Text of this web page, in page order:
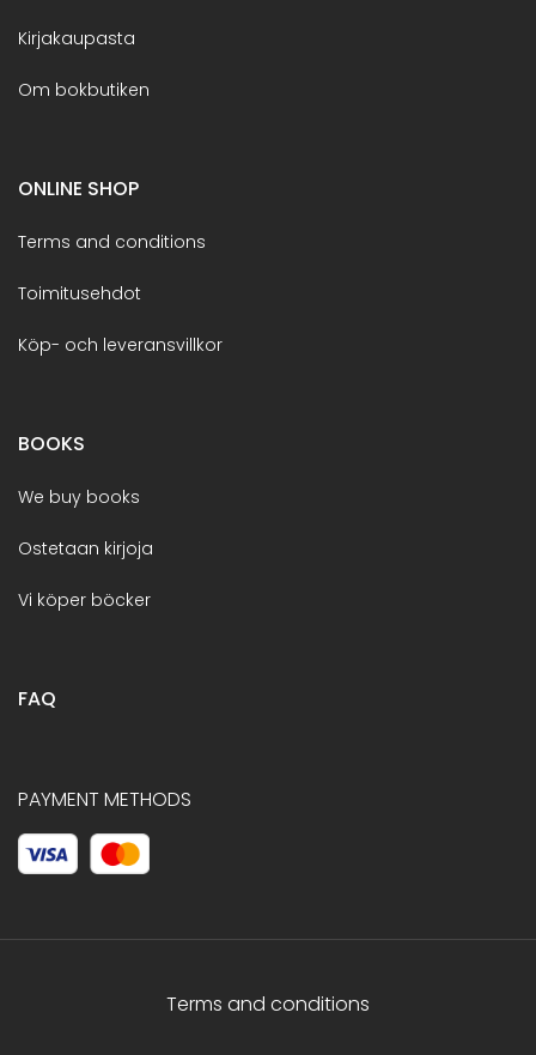
Kirjakaupasta
Om bokbutiken
ONLINE SHOP
Terms and conditions
Toimitusehdot
Köp- och leveransvillkor
BOOKS
We buy books
Ostetaan kirjoja
Vi köper böcker
FAQ
PAYMENT METHODS
Terms and conditions